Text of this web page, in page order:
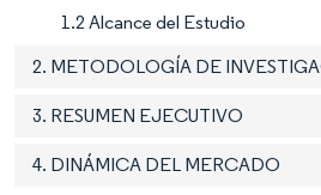
1.2 Alcance del Estudio
2. METODOLOGÍA DE
3. RESUMEN EJECUTIVO
4. DINÁMICA DEL MERCADO